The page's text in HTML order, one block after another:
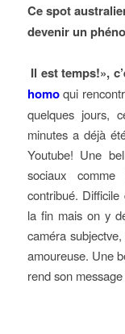
Ce spot
devenir un
Il est temps!»,
homoqui
quelques jours,
minutes a déjà
Youtube! Une
sociaux
contribué.
la fin mais on y
caméra
amoureuse. Une
rend son